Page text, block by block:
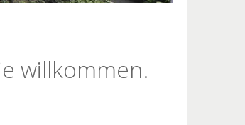
willkommen.